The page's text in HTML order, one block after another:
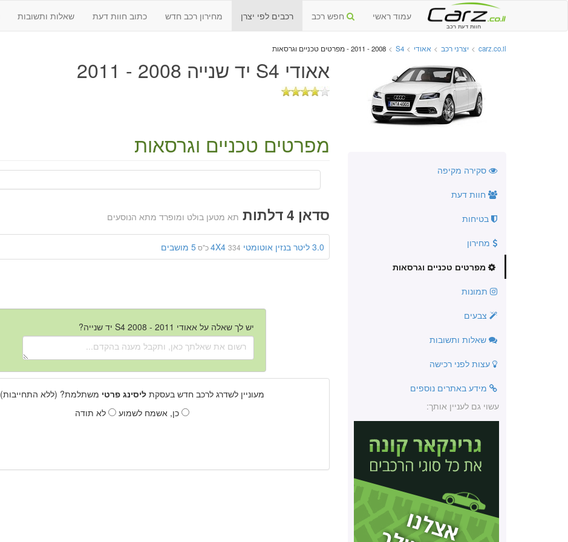
חוות דעת רכב
עמוד ראשי חפש רכב רכבים לפי יצרן מחירון רכב חדש כתוב חוות דעת שאלות ותשובות
carz.co.il
> יצרני רכב > אאודי >
S4
> 2008 - 2011 - מפרטים טכניים וגרסאות
אאודי S4 יד שנייה 2008 - 2011
סקירה מקיפה
חוות דעת
בטיחות
מחירון
מפרטים טכניים וגרסאות
תמונות
צבעים
שאלות ותשובות
עצות לפני רכישה
מידע באתרים נוספים
עשוי גם לעניין אותך:
מפרטים טכניים וגרסאות
סדאן 4 דלתות תא מטען בולט ומופרד מתא הנוסעים
3.0 ליטר בנזיןאוטומטי 4X4 334 כ"ס 5 מושבים
יש לך שאלה על אאודי S4 2008 - 2011 יד שנייה?
מעוניין לשדרג לרכב חדש בעסקתליסינג פרטי משתלמת? (ללא התחייבות)
כן, אשמח לשמוע
לא תודה